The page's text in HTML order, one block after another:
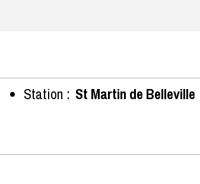
Station : St Martin de Belleville